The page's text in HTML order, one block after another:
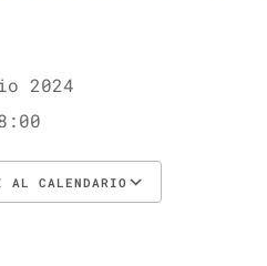
2024
AL CALENDARIO